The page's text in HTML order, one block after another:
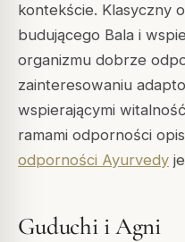
kontekście. Klasyczny
budującego Bala i
organizmu dobrze
zainteresowaniu
wspierającymi
ramami odporności
odporności Ayurvedy
Guduchi i Agni